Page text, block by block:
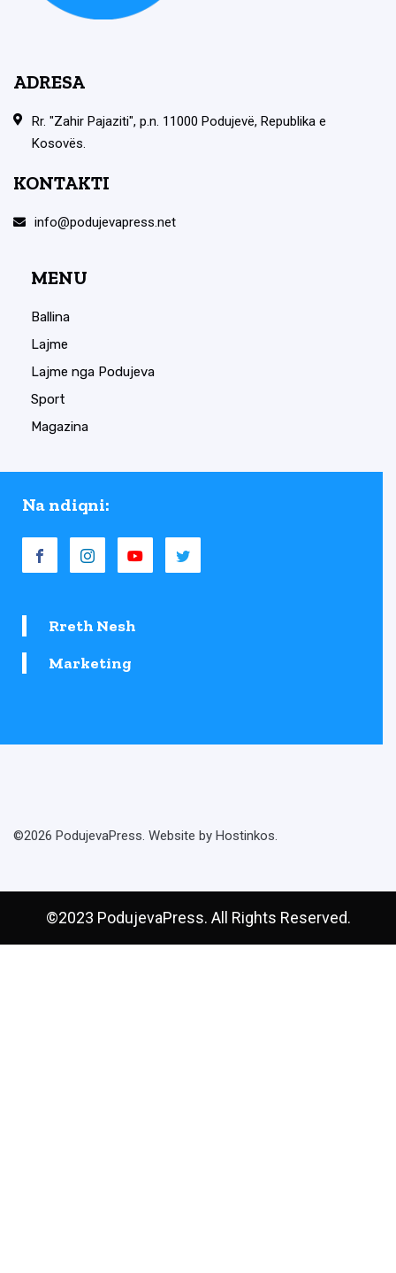
ADRESA
Rr. "Zahir Pajaziti", p.n. 11000 Podujevë, Republika e
Kosovës.
KONTAKTI
info@podujevapress.net
MENU
Ballina
Lajme
Lajme nga Podujeva
Sport
Magazina
Na ndiqni:
Rreth Nesh
Marketing
©2026 PodujevaPress. Website by Hostinkos.
©2023 PodujevaPress. All Rights Reserved.